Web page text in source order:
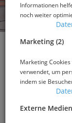
Die
Frau Susanne
Informationen
noch weiter
Marketing (2)
Marketing
verwendet, um
indem sie
Externe